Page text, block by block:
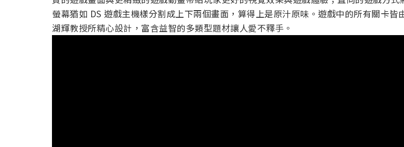
螢幕猶如 DS 遊戲主機樣分割成上下兩個畫面，算得上是原汁原味。遊戲中的所有關卡皆
湖輝教授所精心設計，富含益智的多類型題材讓人愛不釋手。